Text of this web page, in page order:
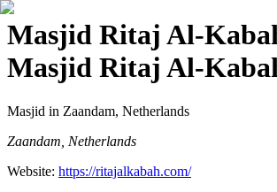
Masjid Ritaj Al-
Masjid Ritaj Al-
Masjid in Zaandam, Netherlands
Zaandam, Netherlands
Website: https://ritajalkabah.com/